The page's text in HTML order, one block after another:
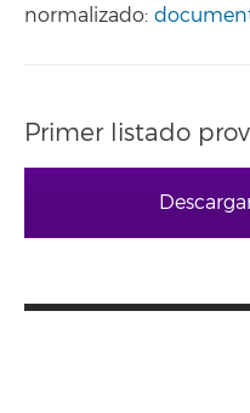
normalizado:
Primer listado